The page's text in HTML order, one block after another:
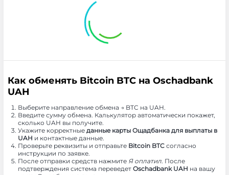
Как обменять Bitcoin BTC на Oschadbank
UAH
Выберите направление обмена → BTC на UAH.
Введите сумму обмена. Калькулятор автоматически покажет,
сколько UAH вы получите.
Укажите корректные данные карты Ощадбанка для выплаты в
UAH и контактные данные.
Проверьте реквизиты и отправьте Bitcoin BTCсогласно
инструкции по заявке.
После отправки средств нажмите Я оплатил. После
подтверждения система переведет Oschadbank UAH на вашу